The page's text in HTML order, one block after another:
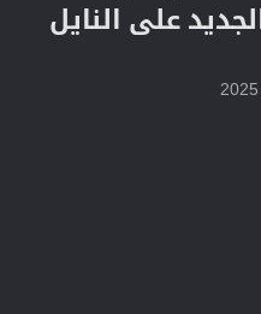
الفجر الجزائرية 2025 الجديد على النايل